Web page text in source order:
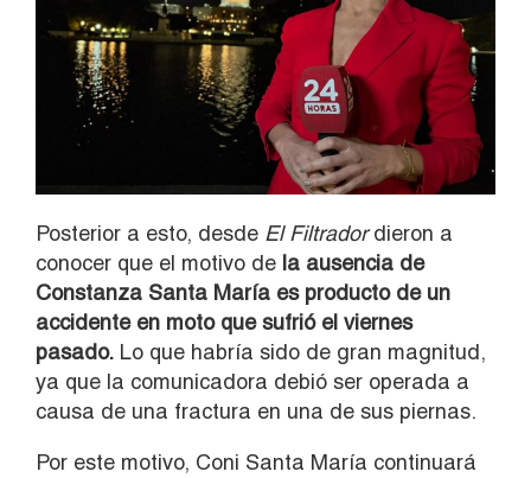
Posterior a esto, desde El Filtradordieron a
conocer que el motivo de la ausencia de
Constanza Santa María es producto de un
accidente en moto que sufrió el viernes
pasado. Lo que habría sido de gran magnitud,
ya que la comunicadora debió ser operada a
causa de una fractura en una de sus piernas.
Por este motivo, Coni Santa María continuará